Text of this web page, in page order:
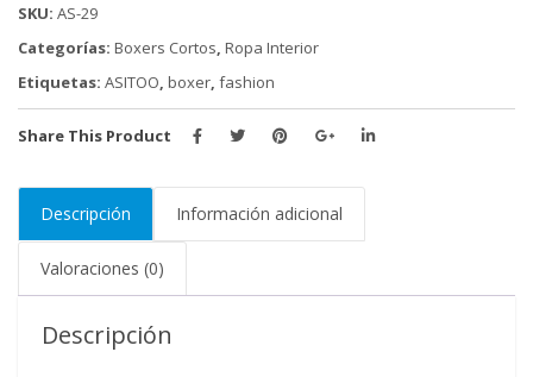
SKU: AS-29
Categorías: Boxers Cortos, Ropa Interior
Etiquetas: ASITOO, boxer, fashion
Share This Product
Descripción Información adicional
Valoraciones (0)
Descripción